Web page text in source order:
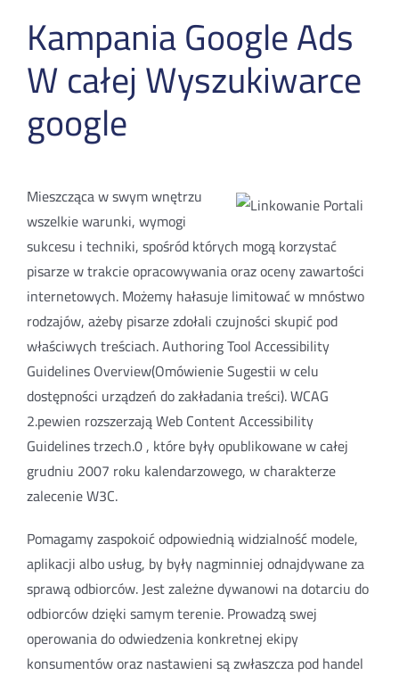
Kampania Google Ads
W całej Wyszukiwarce
google
Mieszcząca w swym wnętrzu
wszelkie warunki, wymogi
sukcesu i techniki, spośród których mogą korzystać
pisarze w trakcie opracowywania oraz oceny zawartości
internetowych. Możemy hałasuje limitować w mnóstwo
rodzajów, ażeby pisarze zdołali czujności skupić pod
właściwych treściach. Authoring Tool Accessibility
Guidelines Overview(Omówienie Sugestii w celu
dostępności urządzeń do zakładania treści). WCAG
2.pewien rozszerzają Web Content Accessibility
Guidelines trzech.0 , które były opublikowane w całej
grudniu 2007 roku kalendarzowego, w charakterze
zalecenie W3C.
Pomagamy zaspokoić odpowiednią widzialność modele,
aplikacji albo usług, by były nagminniej odnajdywane za
sprawą odbiorców. Jest zależne dywanowi na dotarciu do
odbiorców dzięki samym terenie. Prowadzą swej
operowania do odwiedzenia konkretnej ekipy
konsumentów oraz nastawieni są zwłaszcza pod handel